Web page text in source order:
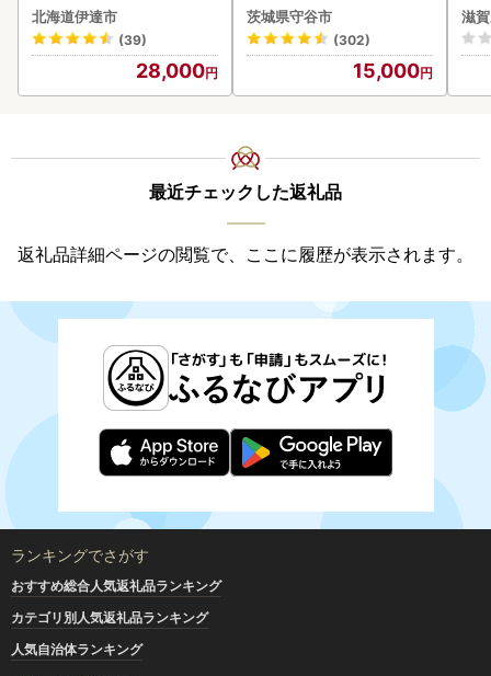
ク 計200g 《アフター保証
付き》うに ウニ 雲丹 海鮮
海の幸 魚介類 ウニ丼 お寿
司 濃厚 無添加 産地直送 お
取り寄せ 山村水産 送料無
北海道伊達市
(39)
28,000
(1ケース) ＜茨城工場＞ 缶
ビール お酒 Asahi 守谷市
茨城県守谷市
(302)
15,000
】
滋
最近チェックした返礼品
返礼品詳細ページの閲覧で、ここに履歴が表示されます。
ランキングでさがす
おすすめ総合人気返礼品ランキング
カテゴリ別人気返礼品ランキング
人気自治体ランキング